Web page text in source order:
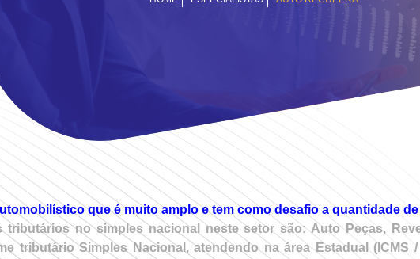
que é muito amplo e tem como desafio a quantidade de
no simples nacional neste setor são: Auto Peças,
tributário Simples Nacional, atendendo na área Estadual (ICMS